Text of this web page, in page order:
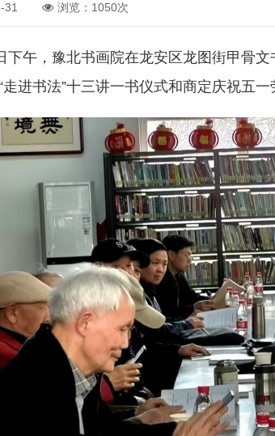
31 浏览：1050次
，豫北书画院在龙安区龙图街甲骨文
进书法”十三讲一书仪式和商定庆祝五一